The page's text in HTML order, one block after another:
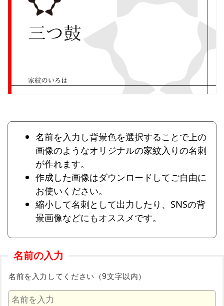
名前を入力し背景色を選択することで上の
画像のようなオリジナルの家紋入りの名刺
が作れます。
作成した画像はダウンロードしてご自由に
お使いください。
縮小して名刺として出力したり、SNSの背
景画像などにもオススメです。
名前の入力
名前を入力してください（9文字以内）